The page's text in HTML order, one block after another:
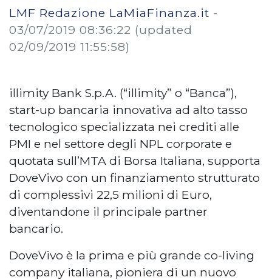
LMF Redazione LaMiaFinanza.it -
03/07/2019 08:36:22 (updated
02/09/2019 11:55:58)
illimity Bank S.p.A. (“illimity” o “Banca”),
start-up bancaria innovativa ad alto tasso
tecnologico specializzata nei crediti alle
PMI e nel settore degli NPL corporate e
quotata sull’MTA di Borsa Italiana, supporta
DoveVivo con un finanziamento strutturato
di complessivi 22,5 milioni di Euro,
diventandone il principale partner
bancario.
DoveVivo è la prima e più grande co-living
company italiana, pioniera di un nuovo